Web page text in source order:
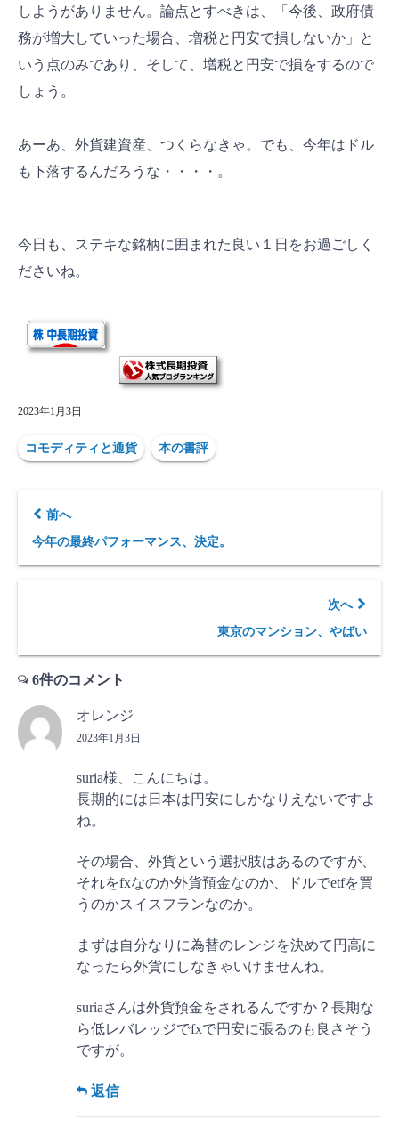
しようがありません。論点とすべきは、「今後、政府債
務が増大していった場合、増税と円安で損しないか」と
いう点のみであり、そして、増税と円安で損をするので
しょう。
あーあ、外貨建資産、つくらなきゃ。でも、今年はドル
も下落するんだろうな・・・・。
今日も、ステキな銘柄に囲まれた良い１日をお過ごしく
ださいね。
2023年1月3日
コモディティと通貨 本の書評
前へ
今年の最終パフォーマンス、決定。
次へ
東京のマンション、やばい
6件のコメント
オレンジ
2023年1月3日
suria様、こんにちは。
長期的には日本は円安にしかなりえないですよ
ね。
その場合、外貨という選択肢はあるのですが、
それをfxなのか外貨預金なのか、ドルでetfを買
うのかスイスフランなのか。
まずは自分なりに為替のレンジを決めて円高に
なったら外貨にしなきゃいけませんね。
suriaさんは外貨預金をされるんですか？長期な
ら低レバレッジでfxで円安に張るのも良さそう
ですが。
返信